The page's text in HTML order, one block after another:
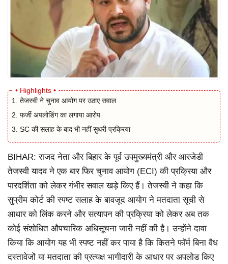
तेजस्वी ने चुनाव आयोग पर उठाए सवाल
फर्जी अपलोडिंग का लगाया आरोप
SC की सलाह के बाद भी नहीं सुधरी प्रक्रिया
BIHAR: राजद नेता और बिहार के पूर्व उपमुख्यमंत्री और आरजेडी
तेजस्वी यादव ने एक बार फिर चुनाव आयोग (ECI) की प्रक्रिया और
पारदर्शिता को लेकर गंभीर सवाल खड़े किए हैं। तेजस्वी ने कहा कि
सुप्रीम कोर्ट की स्पष्ट सलाह के बावजूद आयोग ने मतदाता सूची से
आधार को लिंक करने और सत्यापन की प्रक्रिया को लेकर अब तक
कोई संशोधित औपचारिक अधिसूचना जारी नहीं की है। उन्होंने दावा
किया कि आयोग यह भी स्पष्ट नहीं कर पाया है कि कितने फॉर्म बिना वैध
दस्तावेजों या मतदाता की प्रत्यक्ष भागीदारी के आधार पर अपलोड किए